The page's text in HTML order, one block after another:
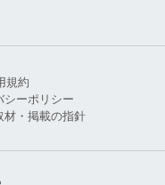
規約
シーポリシー
材・掲載の指針